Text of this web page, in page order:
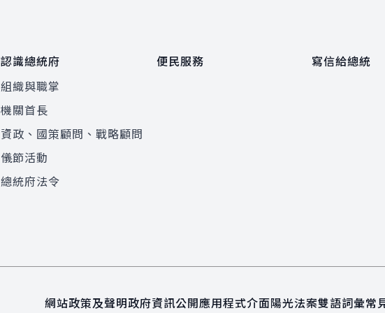
認識總統府
組織與職掌
機關首長
資政、國策顧問、戰略顧問
儀節活動
總統府法令
便民服務 寫信給總統
網站政策及聲明政府資訊公開應用程式介面陽光法案雙語詞彙常